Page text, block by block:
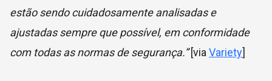
estão sendo cuidadosamente analisadas e
ajustadas sempre que possível, em conformidade
com todas as normas de segurança.”[viaVariety]